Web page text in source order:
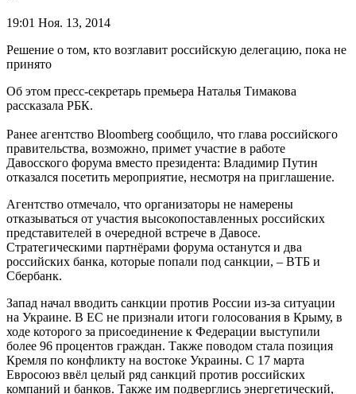
19:01 Ноя. 13, 2014
Решение о том, кто возглавит российскую делегацию, пока не
принято
Об этом пресс-секретарь премьера Наталья Тимакова
рассказала РБК.
Ранее агентство Bloomberg сообщило, что глава российского
правительства, возможно, примет участие в работе
Давосского форума вместо президента: Владимир Путин
отказался посетить мероприятие, несмотря на приглашение.
Агентство отмечало, что организаторы не намерены
отказываться от участия высокопоставленных российских
представителей в очередной встрече в Давосе.
Стратегическими партнёрами форума останутся и два
российских банка, которые попали под санкции, – ВТБ и
Сбербанк.
Запад начал вводить санкции против России из-за ситуации
на Украине. В ЕС не признали итоги голосования в Крыму, в
ходе которого за присоединение к Федерации выступили
более 96 процентов граждан. Также поводом стала позиция
Кремля по конфликту на востоке Украины. С 17 марта
Евросоюз ввёл целый ряд санкций против российских
компаний и банков. Также им подверглись энергетический,